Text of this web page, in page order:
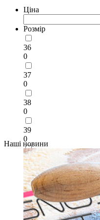
Ціна
Розмір
36
0
37
0
38
0
39
0
40
0
41
0
Наші новини